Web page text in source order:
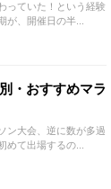
っていた！という経験
が、開催日の半...
・おすすめマラ
ン大会、逆に数が多過
めて出場するの...